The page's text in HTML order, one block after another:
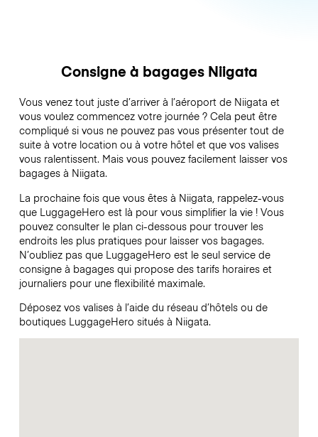
Consigne à bagages Niigata
Vous venez tout juste d’arriver à l’aéroport de Niigata et
vous voulez commencez votre journée ? Cela peut être
compliqué si vous ne pouvez pas vous présenter tout de
suite à votre location ou à votre hôtel et que vos valises
vous ralentissent. Mais vous pouvez facilement laisser vos
bagages à Niigata.
La prochaine fois que vous êtes à Niigata, rappelez-vous
que LuggageHero est là pour vous simplifier la vie ! Vous
pouvez consulter le plan ci-dessous pour trouver les
endroits les plus pratiques pour laisser vos bagages.
N’oubliez pas que LuggageHero est le seul service de
consigne à bagages qui propose des tarifs horaires et
journaliers pour une flexibilité maximale.
Déposez vos valises à l’aide du réseau d’hôtels ou de
boutiques LuggageHero situés à Niigata.